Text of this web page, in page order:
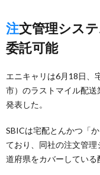
注文管理システム経由で、必要な時に外部
委託可能
エニキャリは6月18日、
市）のラストマイル配
発表した。
SBICは宅配とんかつ「
ており、同社の注文管
道府県をカバーしている